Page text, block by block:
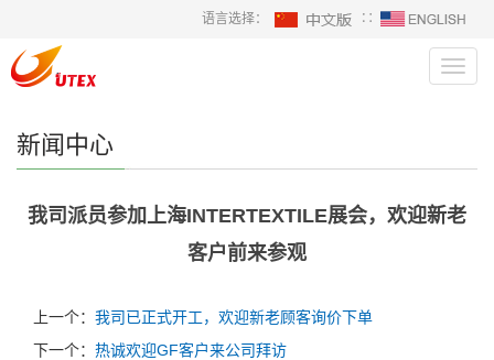
语言选择： ∷
新闻中心
我司派员参加上海INTERTEXTILE展会，欢迎新老
客户前来参观
上一个： 我司已正式开工，欢迎新老顾客询价下单
下一个： 热诚欢迎GF客户来公司拜访